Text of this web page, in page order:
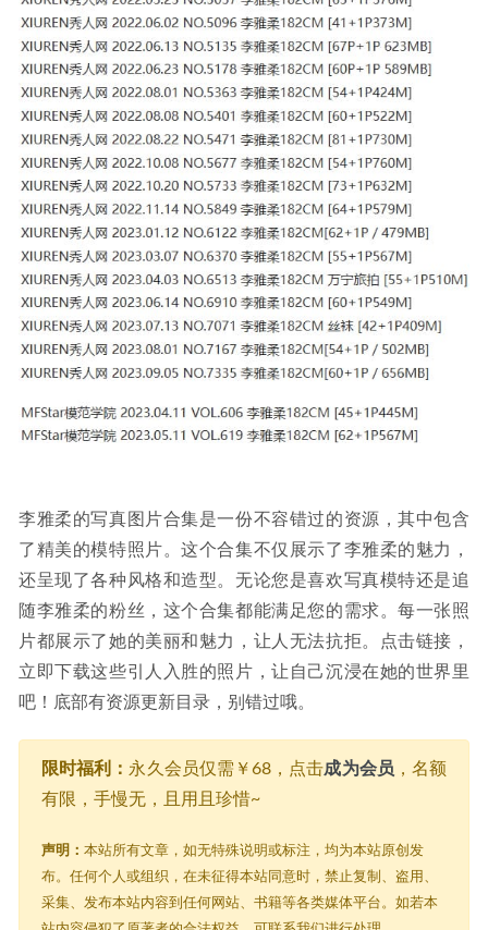
李雅柔的写真图片合集是一份不容错过的资源，其中包含
了精美的模特照片。这个合集不仅展示了李雅柔的魅力，
还呈现了各种风格和造型。无论您是喜欢写真模特还是追
随李雅柔的粉丝，这个合集都能满足您的需求。每一张照
片都展示了她的美丽和魅力，让人无法抗拒。点击链接，
立即下载这些引人入胜的照片，让自己沉浸在她的世界里
吧！底部有资源更新目录，别错过哦。
限时福利： 永久会员仅需￥68，点击成为会员 ，名额
有限，手慢无，且用且珍惜~
声明： 本站所有文章，如无特殊说明或标注，均为本站原创发
布。任何个人或组织，在未征得本站同意时，禁止复制、盗用、
采集、发布本站内容到任何网站、书籍等各类媒体平台。如若本